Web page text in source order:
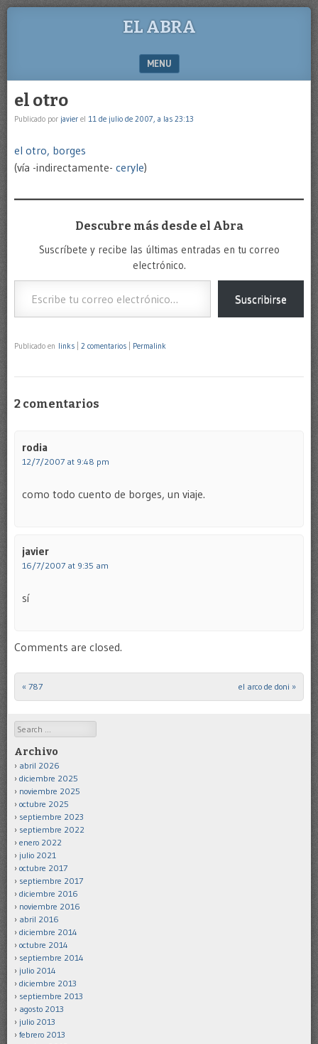
EL ABRA
MENU
el otro
Publicado por javier el 11 de julio de 2007, a las 23:13
el otro, borges
(vía -indirectamente- ceryle)
Descubre más desde el Abra
Suscríbete y recibe las últimas entradas en tu correo
electrónico.
Escribe tu correo electrónico…
Suscribirse
Publicado en links 2 comentarios Permalink
2 comentarios
rodia
12/7/2007 at 9:48 pm
como todo cuento de borges, un viaje.
javier
16/7/2007 at 9:35 am
sí
Comments are closed.
Post navigation
« 787 el arco de doni »
Search
Archivo
abril 2026
diciembre 2025
noviembre 2025
octubre 2025
septiembre 2023
septiembre 2022
enero 2022
julio 2021
octubre 2017
septiembre 2017
diciembre 2016
noviembre 2016
abril 2016
diciembre 2014
octubre 2014
septiembre 2014
julio 2014
diciembre 2013
septiembre 2013
agosto 2013
julio 2013
febrero 2013